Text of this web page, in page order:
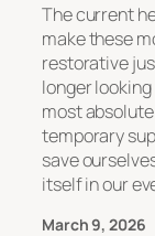
The current
make these
restorative
longer
most
temporary
save
itself in our
March 9, 2026